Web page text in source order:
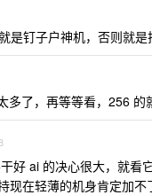
是钉子户神机，否则就是
多了，再等等看，256 的
好 ai 的决心很大，就看
现在轻薄的机身肯定加不